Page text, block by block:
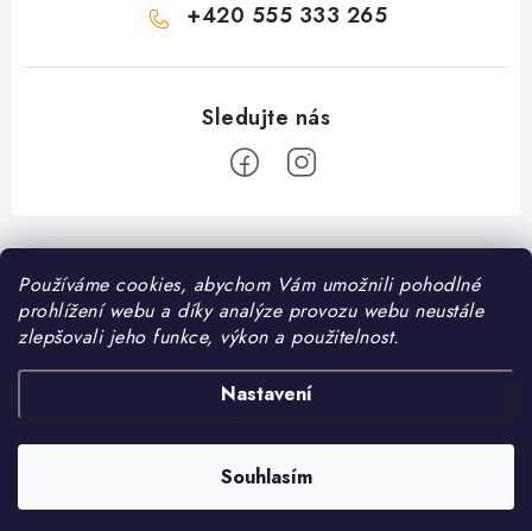
Používáme cookies, abychom Vám umožnili pohodlné
prohlížení webu a díky analýze provozu webu neustále
zlepšovali jeho funkce, výkon a použitelnost.
Nastavení
Souhlasím
+420 555 333 265
Z
á
Informace pro vás
Kontakt
Možnosti dopravy
Hodnocení obchodu
Zásady zpracování osobních údajů
❤️ Oblíbené kategorie
DomaciMazel.cz. Všechna práva vyhrazena.